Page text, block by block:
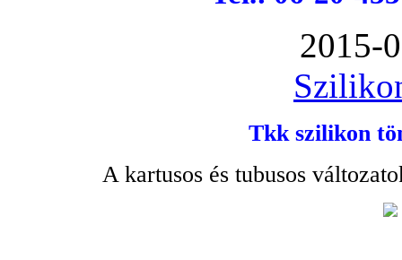
2015-
Tkk szilikon
A kartusos és tubusos